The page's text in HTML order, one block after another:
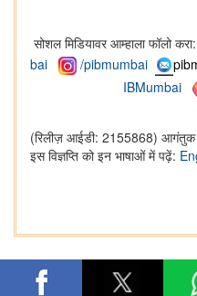
सोशल मिडियावर आम्हाला फॉलो करा:
bai
/pibmumbai
IBMumbai
(रिलीज़ आईडी: 2155868) आगंतुक
इस विज्ञप्ति को इन भाषाओं में पढ़ें: